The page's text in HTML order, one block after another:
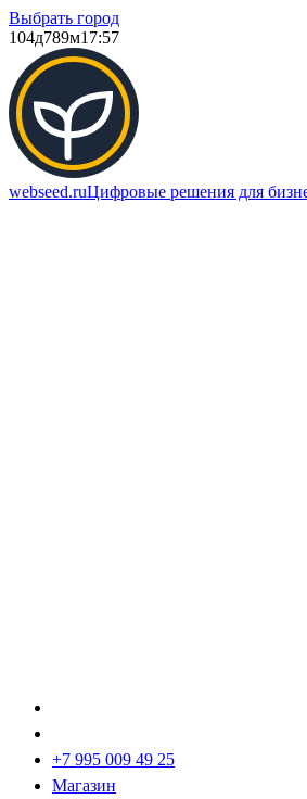
Выбрать город
104д789м17:57
webseed.ruЦифровые решения для
+7 995 009 49 25
Магазин